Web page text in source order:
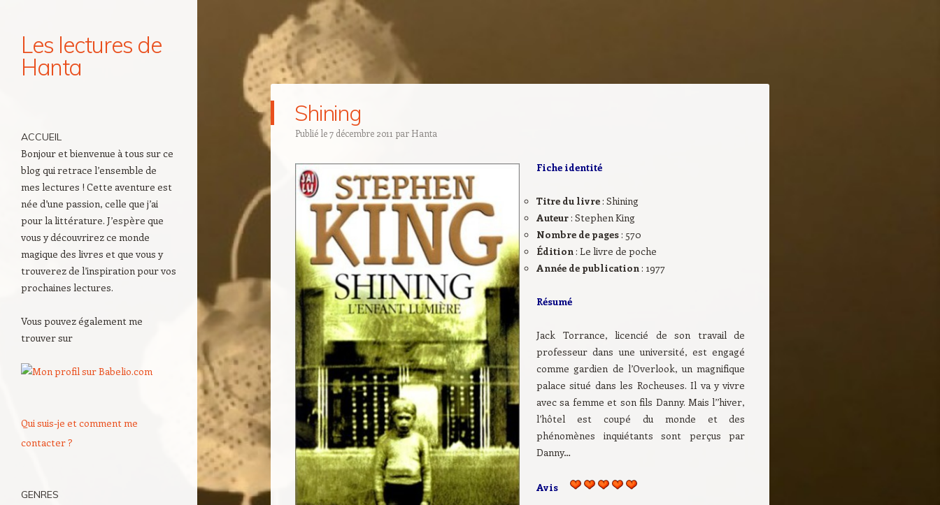
Les lectures de
Hanta
Shining
Publié le7 décembre 2011 par Hanta
Fiche identité
Titre du livre: Shining
Auteur: Stephen King
Nombre de pages: 570
Édition: Le livre de poche
Année de publication: 1977
Résumé
Jack Torrance, licencié de son travail de
professeur dans une université, est engagé
comme gardien de l’Overlook, un magnifique
palace situé dans les Rocheuses. Il va y vivre
avec sa femme et son fils Danny. Mais l’’hiver,
l’hôtel est coupé du monde et des
phénomènes inquiétants sont perçus par
Danny…
Avis
ACCUEIL
Bonjour et bienvenue à tous sur ce
blog qui retrace l’ensemble de
mes lectures ! Cette aventure est
née d’une passion, celle que j’ai
pour la littérature. J’espère que
vous y découvrirez ce monde
magique des livres et que vous y
trouverez de l’inspiration pour vos
prochaines lectures.
Vous pouvez également me
trouver sur
Qui suis-je et comment me
contacter ?
GENRES